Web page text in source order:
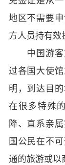
地区不需要
方人员持有效
中国游客
过各国大使
明，到达目
在很多特殊
降、直系亲
国公民在不
通的旅游或以